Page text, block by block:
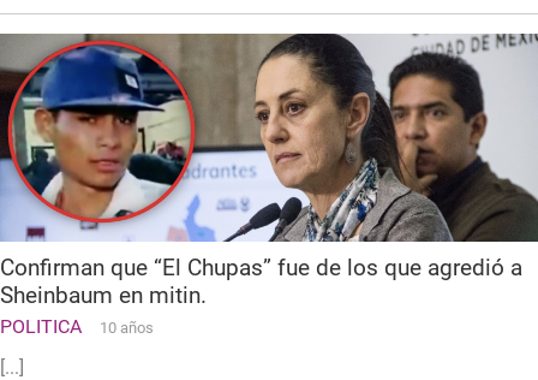
Confirman que “El Chupas” fue de los que agredió a
Sheinbaum en mitin.
POLITICA 10 años
[...]